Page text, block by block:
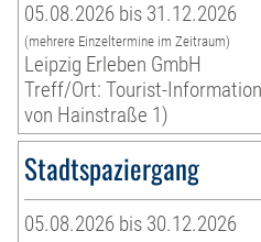
05.08.2026 bis 31.12.2026
(mehrere Einzeltermine im Zeitraum)
Leipzig Erleben GmbH
Treff/Ort: Tourist-
von Hainstraße 1)
Stadtspaziergang
05.08.2026 bis 30.12.2026